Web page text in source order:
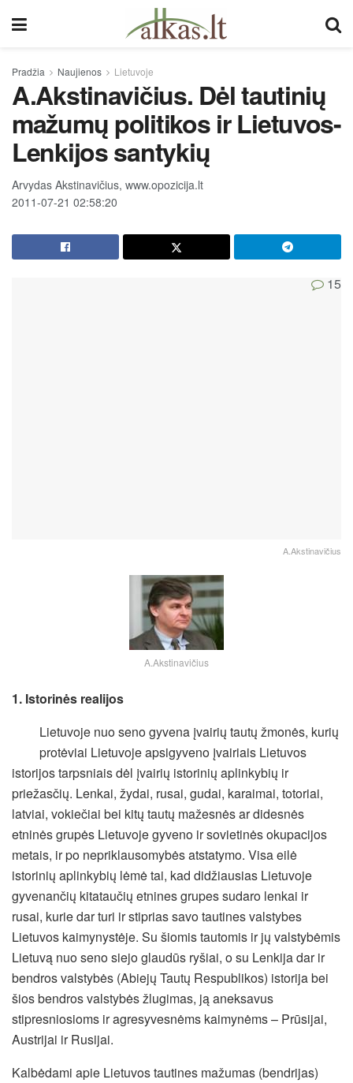
Pradžia Naujienos Lietuvoje
A.Akstinavičius. Dėl tautinių
mažumų politikos ir Lietuvos-
Lenkijos santykių
Arvydas Akstinavičius, www.opozicija.lt
2011-07-21 02:58:20
15
A.Akstinavičius
A.Akstinavičius
1. Istorinės realijos
Lietuvoje nuo seno gyvena įvairių tautų žmonės, kurių
protėviai Lietuvoje apsigyveno įvairiais Lietuvos
istorijos tarpsniais dėl įvairių istorinių aplinkybių ir
priežasčių. Lenkai, žydai, rusai, gudai, karaimai, totoriai,
latviai, vokiečiai bei kitų tautų mažesnės ar didesnės
etninės grupės Lietuvoje gyveno ir sovietinės okupacijos
metais, ir po nepriklausomybės atstatymo. Visa eilė
istorinių aplinkybių lėmė tai, kad didžiausias Lietuvoje
gyvenančių kitataučių etnines grupes sudaro lenkai ir
rusai, kurie dar turi ir stiprias savo tautines valstybes
Lietuvos kaimynystėje. Su šiomis tautomis ir jų valstybėmis
Lietuvą nuo seno siejo glaudūs ryšiai, o su Lenkija dar ir
bendros valstybės (Abiejų Tautų Respublikos) istorija bei
šios bendros valstybės žlugimas, ją aneksavus
stipresniosioms ir agresyvesnėms kaimynėms – Prūsijai,
Austrijai ir Rusijai.
Kalbėdami apie Lietuvos tautines mažumas (bendrijas)